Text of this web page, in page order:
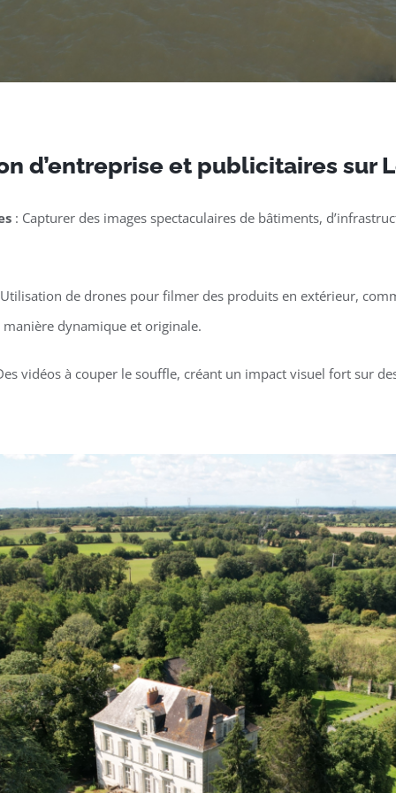
d’entreprise et publicitaires sur
: Capturer des images spectaculaires de bâtiments,
de drones pour filmer des produits en extérieur,
dynamique et originale.
vidéos à couper le souffle, créant un impact visuel fort sur